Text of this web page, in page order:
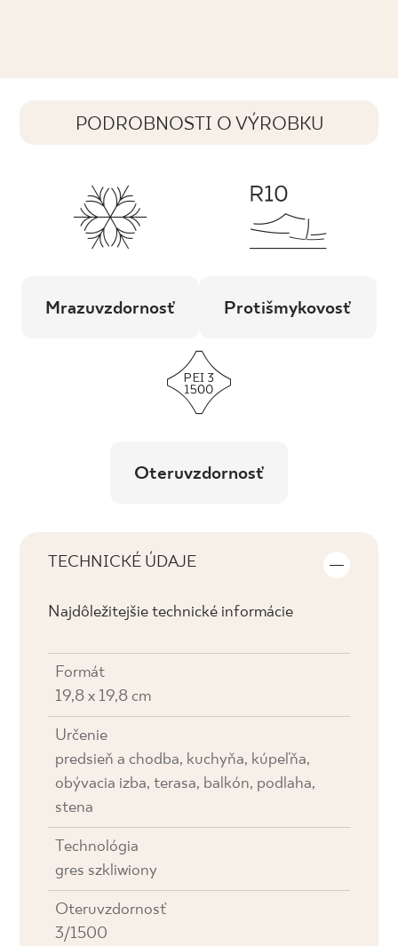
PODROBNOSTI O VÝROBKU
Mrazuvzdornosť Protišmykovosť
Oteruvzdornosť
TECHNICKÉ ÚDAJE
Najdôležitejšie technické informácie
Formát
19,8 x 19,8 cm
Určenie
predsieň a chodba, kuchyňa, kúpeľňa,
obývacia izba, terasa, balkón, podlaha,
stena
Technológia
gres szkliwiony
Oteruvzdornosť
3/1500